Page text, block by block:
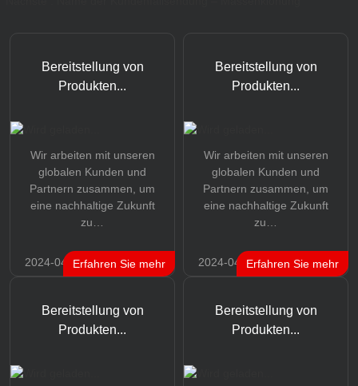
Bereitstellung von
Produkten...
Wir arbeiten mit unseren
globalen Kunden und
Partnern zusammen, um
eine nachhaltige Zukunft
zu…
2024-04-17Erfahren Sie mehr
Bereitstellung von
Produkten...
Wir arbeiten mit unseren
globalen Kunden und
Partnern zusammen, um
eine nachhaltige Zukunft
zu…
2024-04-17Erfahren Sie mehr
Bereitstellung von
Produkten...
Bereitstellung von
Produkten...